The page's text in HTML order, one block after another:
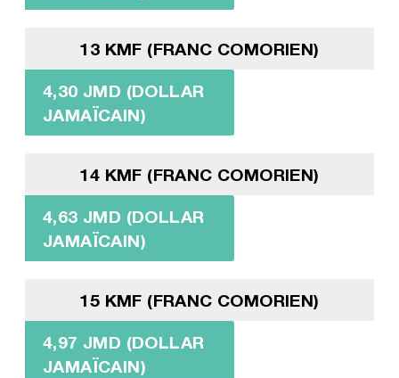
13 KMF (FRANC COMORIEN)
4,30 JMD (DOLLAR
JAMAÏCAIN)
14 KMF (FRANC COMORIEN)
4,63 JMD (DOLLAR
JAMAÏCAIN)
15 KMF (FRANC COMORIEN)
4,97 JMD (DOLLAR
JAMAÏCAIN)